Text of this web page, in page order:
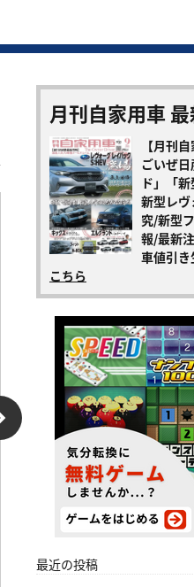
月刊自家用車
【月刊
ごいぜ
ド」「
新型レ
究/新型
報/最新
車値引
こちら
最近の投稿